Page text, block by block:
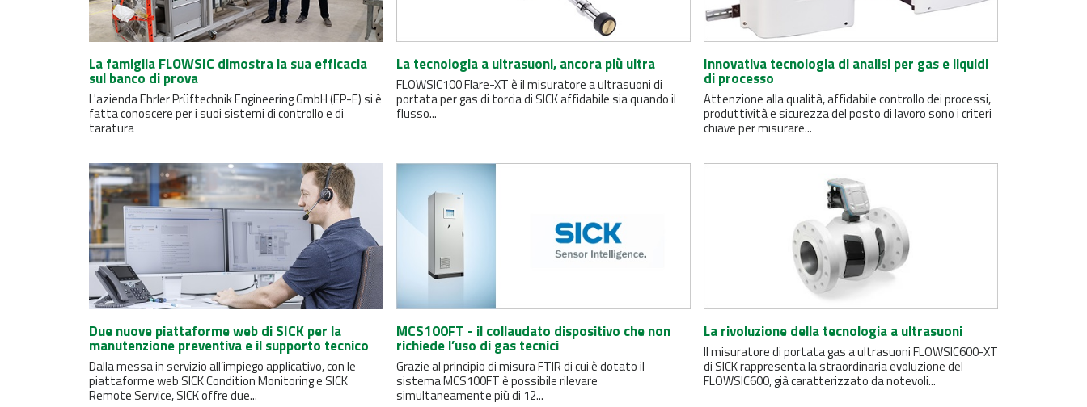
La famiglia FLOWSIC dimostra la sua efficacia
sul banco di prova
L'azienda Ehrler Prüftechnik Engineering GmbH (EP-E) si è
fatta conoscere per i suoi sistemi di controllo e di
taratura
La tecnologia a ultrasuoni, ancora più ultra
FLOWSIC100 Flare-XT è il misuratore a ultrasuoni di
portata per gas di torcia di SICK affidabile sia quando il
flusso...
Innovativa tecnologia di analisi per gas e liquidi
di processo
Attenzione alla qualità, affidabile controllo dei processi,
produttività e sicurezza del posto di lavoro sono i criteri
chiave per misurare...
Due nuove piattaforme web di SICK per la
manutenzione preventiva e il supporto tecnico
Dalla messa in servizio all’impiego applicativo, con le
piattaforme web SICK Condition Monitoring e SICK
Remote Service, SICK offre due...
MCS100FT - il collaudato dispositivo che non
richiede l’uso di gas tecnici
Grazie al principio di misura FTIR di cui è dotato il
sistema MCS100FT è possibile rilevare
simultaneamente più di 12...
La rivoluzione della tecnologia a ultrasuoni
Il misuratore di portata gas a ultrasuoni FLOWSIC600-XT
di SICK rappresenta la straordinaria evoluzione del
FLOWSIC600, già caratterizzato da notevoli...